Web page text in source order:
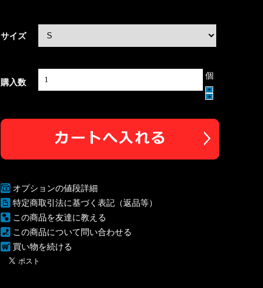
サイズ
購入数
個
オプションの値段詳細
特定商取引法に基づく表記（返品等）
この商品を友達に教える
この商品について問い合わせる
買い物を続ける